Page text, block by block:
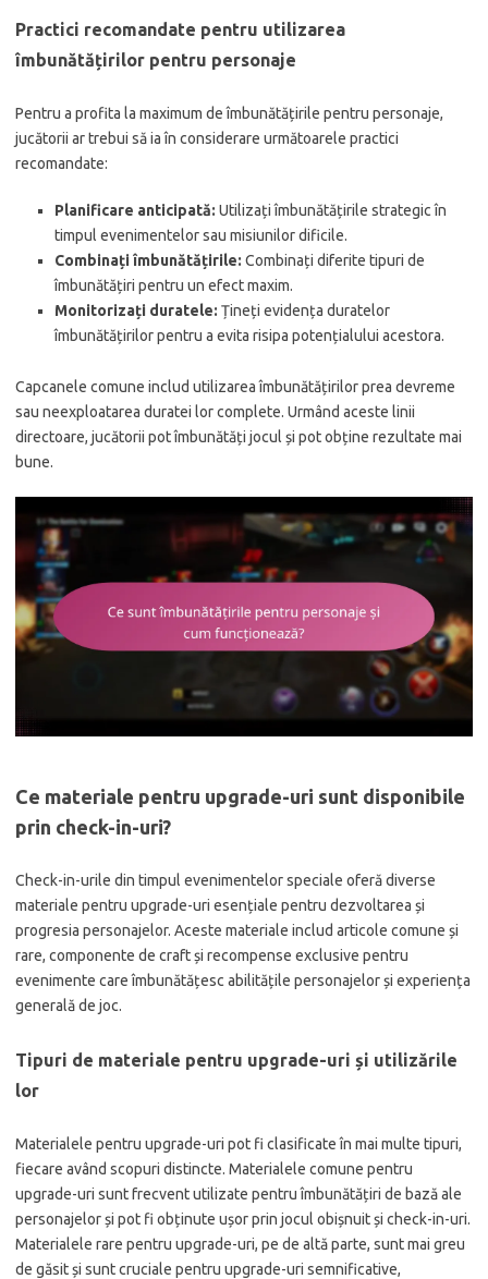
Practici recomandate pentru utilizarea
îmbunătățirilor pentru personaje
Pentru a profita la maximum de îmbunătățirile pentru personaje,
jucătorii ar trebui să ia în considerare următoarele practici
recomandate:
Planificare anticipată: Utilizați îmbunătățirile strategic în
timpul evenimentelor sau misiunilor dificile.
Combinați îmbunătățirile: Combinați diferite tipuri de
îmbunătățiri pentru un efect maxim.
Monitorizați duratele: Țineți evidența duratelor
îmbunătățirilor pentru a evita risipa potențialului acestora.
Capcanele comune includ utilizarea îmbunătățirilor prea devreme
sau neexploatarea duratei lor complete. Urmând aceste linii
directoare, jucătorii pot îmbunătăți jocul și pot obține rezultate mai
bune.
Ce materiale pentru upgrade-uri sunt disponibile
prin check-in-uri?
Check-in-urile din timpul evenimentelor speciale oferă diverse
materiale pentru upgrade-uri esențiale pentru dezvoltarea și
progresia personajelor. Aceste materiale includ articole comune și
rare, componente de craft și recompense exclusive pentru
evenimente care îmbunătățesc abilitățile personajelor și experiența
generală de joc.
Tipuri de materiale pentru upgrade-uri și utilizările
lor
Materialele pentru upgrade-uri pot fi clasificate în mai multe tipuri,
fiecare având scopuri distincte. Materialele comune pentru
upgrade-uri sunt frecvent utilizate pentru îmbunătățiri de bază ale
personajelor și pot fi obținute ușor prin jocul obișnuit și check-in-uri.
Materialele rare pentru upgrade-uri, pe de altă parte, sunt mai greu
de găsit și sunt cruciale pentru upgrade-uri semnificative,